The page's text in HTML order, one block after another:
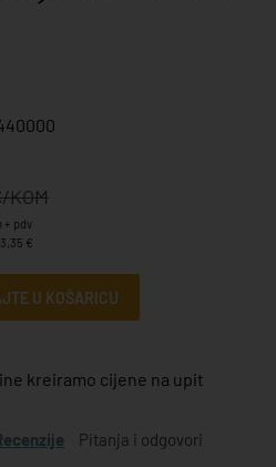
KOM
+ pdv
€
U KOŠARICU
kreiramo cijene na upit
Pitanja i odgovori